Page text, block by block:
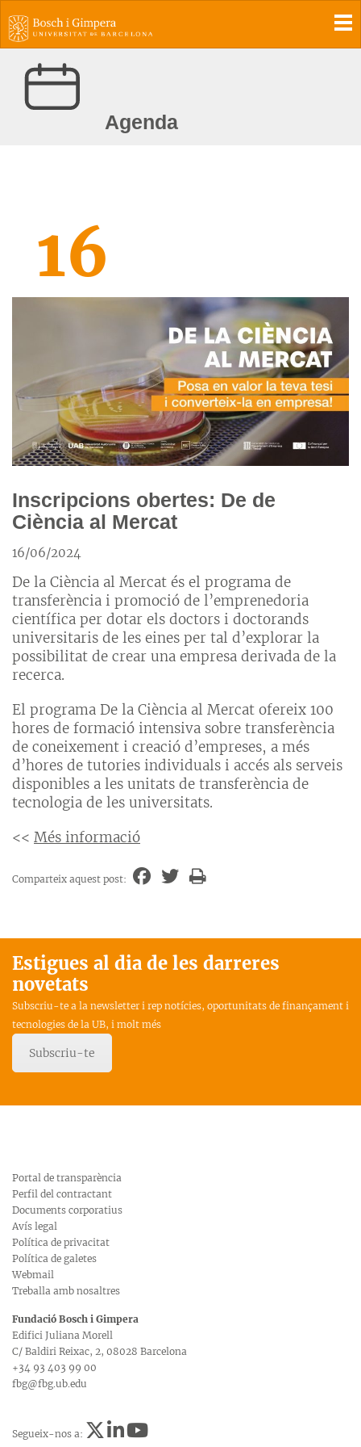
Agenda
16
Inscripcions obertes: De de
Ciència al Mercat
16/06/2024
De la Ciència al Mercat és el programa de
transferència i promoció de l’emprenedoria
científica per dotar els doctors i doctorands
universitaris de les eines per tal d’explorar la
possibilitat de crear una empresa derivada de la
recerca.
El programa De la Ciència al Mercat ofereix 100
hores de formació intensiva sobre transferència
de coneixement i creació d’empreses, a més
d’hores de tutories individuals i accés als serveis
disponibles a les unitats de transferència de
tecnologia de les universitats.
<< Més informació
Comparteix aquest post:
Estigues al dia de les darreres
novetats
Subscriu-te a la newsletter i rep notícies, oportunitats de finançament i
tecnologies de la UB, i molt més
Subscriu-te
Portal de transparència
Perfil del contractant
Documents corporatius
Avís legal
Política de privacitat
Política de galetes
Webmail
Treballa amb nosaltres
Fundació Bosch i Gimpera
Edifici Juliana Morell
C/ Baldiri Reixac, 2, 08028 Barcelona
+34 93 403 99 00
fbg@fbg.ub.edu
Segueix-nos a: